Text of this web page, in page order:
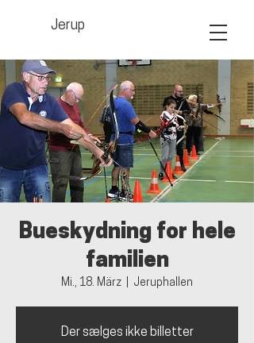
Jerup
Bueskydning for hele
familien
Mi., 18. März Jeruphallen
Der sælges ikke billetter